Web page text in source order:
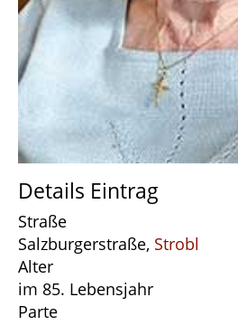
Details Eintrag
Straße
Salzburgerstraße, Strobl
Alter
im 85. Lebensjahr
Parte